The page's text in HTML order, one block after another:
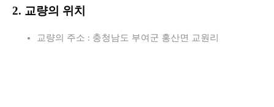
2. 교량의 위치
교량의 주소 : 충청남도 부여군 홍산면 교원리